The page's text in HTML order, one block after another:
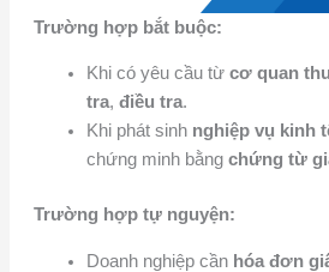
Trường hợp bắt buộc:
Khi có yêu cầu từ cơ quan
tra, điều tra.
Khi phát sinh nghiệp vụ kinh
chứng minh bằngchứng từ
Trường hợp tự nguyện:
Doanh nghiệp cần hóa đơn